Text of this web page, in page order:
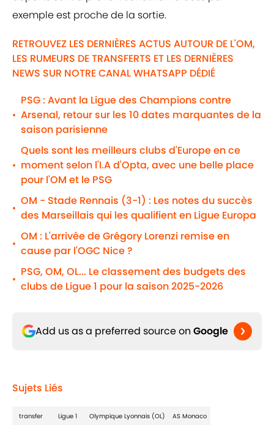
exemple est proche de la sortie.
RETROUVEZ LES DERNIÈRES ACTUS AUTOUR DE L'OM,
LES RUMEURS DE TRANSFERTS ET LES DERNIÈRES
NEWS SUR NOTRE CANAL WHATSAPP DÉDIÉ
•
PSG : Avant la Ligue des Champions contre
Arsenal, retour sur les 10 dates marquantes de la
saison parisienne
•
Quels sont les meilleurs clubs d'Europe en ce
moment selon l'I.A d'Opta, avec une belle place
pour l'OM et le PSG
•
OM - Stade Rennais (3-1) : Les notes du succès
des Marseillais qui les qualifient en Ligue Europa
•
OM : L'arrivée de Grégory Lorenzi remise en
cause par l'OGC Nice ?
•
PSG, OM, OL... Le classement des budgets des
clubs de Ligue 1 pour la saison 2025-2026
Add us as a preferred source on Google
Sujets Liés
transfer Ligue 1 Olympique Lyonnais (OL) AS Monaco